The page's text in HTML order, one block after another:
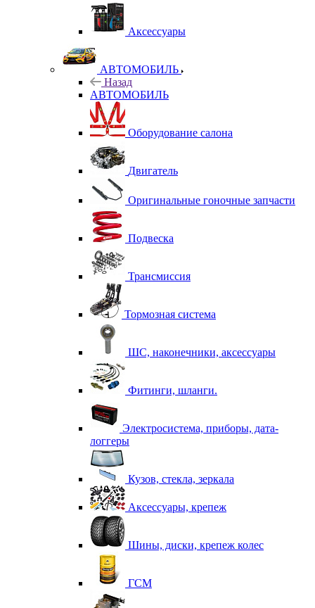
Аксессуары
АВТОМОБИЛЬ
Назад
АВТОМОБИЛЬ
Оборудование салона
Двигатель
Оригинальные гоночные запчасти
Подвеска
Трансмиссия
Тормозная система
ШС, наконечники, аксессуары
Фитинги, шланги.
Электросистема, приборы, дата-
логгеры
Кузов, стекла, зеркала
Аксессуары, крепеж
Шины, диски, крепеж колес
ГСМ